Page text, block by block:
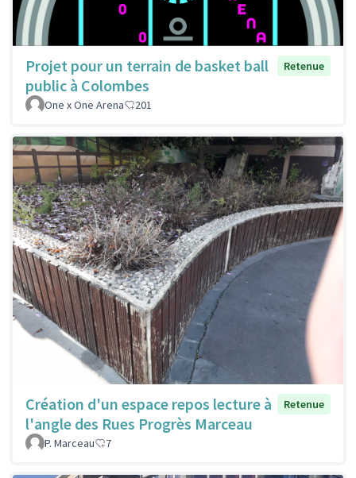
Projet pour un terrain de basket ball
public à Colombes
Retenue
One x One Arena 201
Création d'un espace repos lecture à
l'angle des Rues Progrès Marceau
Retenue
P. Marceau 7